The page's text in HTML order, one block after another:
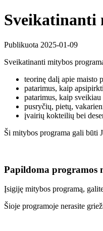
Sveikatinanti
Publikuota 2025-01-09
Sveikatinanti mitybos
teorinę dalį apie maisto
patarimus, kaip
patarimus, kaip sveikiau
pusryčių, pietų,
įvairių kokteilių bei
Ši mitybos programa gali būti
Papildoma programos
Įsigiję mitybos programą,
Šioje programoje nerasite